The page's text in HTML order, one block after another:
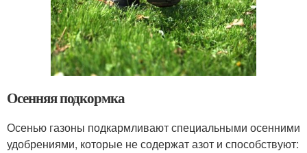
Осенняя подкормка
Осенью газоны подкармливают специальными осенними
удобрениями, которые не содержат азот и способствуют: